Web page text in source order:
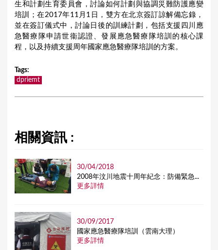
生和計劃生育委員會，討論如何計劃與協調災難防護應變
培訓；在2017年11月1日，雙方在北京簽訂諒解備忘錄，
並在簽訂儀式中，討論日後的訓練計劃，包括支援四川應
急醫療隊申請世衞認證、發展應急醫療隊培訓的核心課
程，以及持續支援周年國家應急醫療隊培訓的方案。
Tags:
dpriemt
相關資訊 :
30/04/2018
2008年汶川地震十周年紀念：防備緊急...
更多詳情
30/09/2017
國家應急醫療隊培訓（雲南大理）
更多詳情